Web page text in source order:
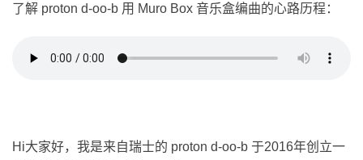
了解 proton d-oo-b 用 Muro Box 音乐盒编曲的心路历程：
Hi大家好，我是来自瑞士的 proton d-oo-b 于2016年创立一